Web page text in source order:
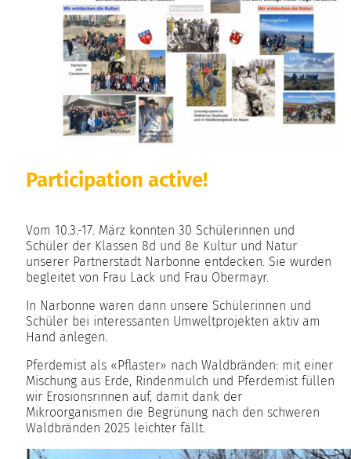
Participation active!
Vom 10.3.-17. März konnten 30 Schülerinnen und
Schüler der Klassen 8d und 8e Kultur und Natur
unserer Partnerstadt Narbonne entdecken. Sie wurden
begleitet von Frau Lack und Frau Obermayr.
In Narbonne waren dann unsere Schülerinnen und
Schüler bei interessanten Umweltprojekten aktiv am
Hand anlegen.
Pferdemist als «Pflaster» nach Waldbränden: mit einer
Mischung aus Erde, Rindenmulch und Pferdemist füllen
wir Erosionsrinnen auf, damit dank der
Mikroorganismen die Begrünung nach den schweren
Waldbränden 2025 leichter fällt.